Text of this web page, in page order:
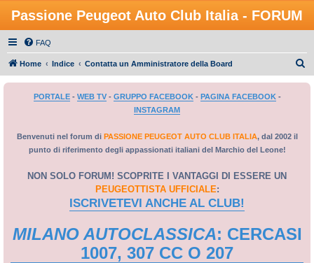
Passione Peugeot Auto Club Italia - FORUM
FAQ
Home Indice Contatta un Amministratore della Board
PORTALE- WEB TV- GRUPPO FACEBOOK- PAGINA FACEBOOK-
INSTAGRAM
Benvenuti nel forum di PASSIONE PEUGEOT AUTO CLUB ITALIA, dal 2002 il
punto di riferimento degli appassionati italiani del Marchio del Leone!
NON SOLO FORUM! SCOPRITE I VANTAGGI DI ESSERE UN
PEUGEOTTISTA UFFICIALE:
ISCRIVETEVI ANCHE AL CLUB!
MILANO AUTOCLASSICA: CERCASI
1007, 307 CC O 207